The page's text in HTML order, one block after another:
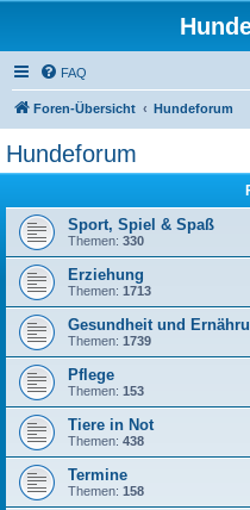
FAQ
Foren-Übersicht Hundeforum
Hundeforum
Sport, Spiel & Spaß
Themen: 330
Erziehung
Themen: 1713
Gesundheit und
Themen: 1739
Pflege
Themen: 153
Tiere in Not
Themen: 438
Termine
Themen: 158